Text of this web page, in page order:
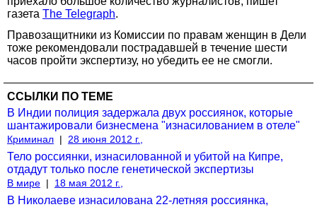
газета The Telegraph.
Правозащитники из Комиссии по правам женщин в Дели
тоже рекомендовали пострадавшей в течение шести
часов пройти экспертизу, но убедить ее не смогли.
ССЫЛКИ ПО ТЕМЕ
В Индии полиция задержала двух россиянок, которые
шантажировали бизнесмена "изнасилованием в отеле"
Криминал | 28 июня 2012 г.,
Тело россиянки, изнасилованной и убитой на Кипре,
отдадут только после генетической экспертизы
В мире | 18 мая 2012 г.,
В Николаеве изнасилована 22-летняя россиянка,